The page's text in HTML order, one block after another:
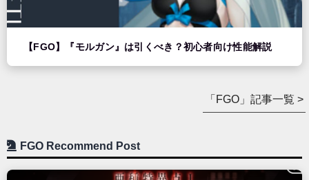
【FGO】『モルガン』は引くべき？初心者向け性能解説
「FGO」記事一覧 >
FGO Recommend Post